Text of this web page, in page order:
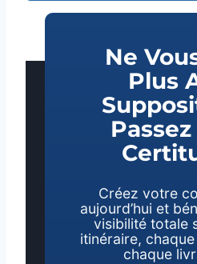
Ne
Plus
Créez votre
aujourd’hui et
visibilité totale
itinéraire,
chaque